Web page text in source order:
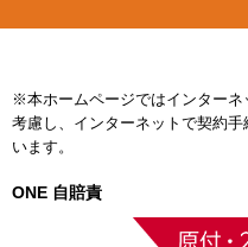
※本ホームページではインター
考慮し、インターネットで契約
います。
ONE 自賠責